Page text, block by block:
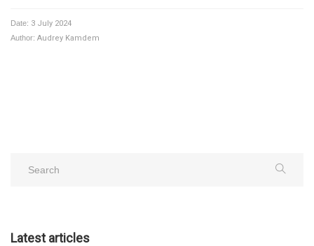
Date: 3 July 2024
Author: Audrey Kamdem
Latest articles